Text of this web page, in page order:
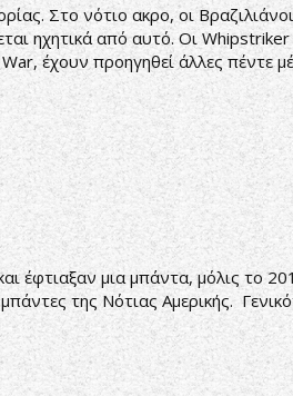
Στο νότιο ακρο, οι
ηχητικά από αυτό. Οι
έχουν προηγηθεί άλλες πέντε
έφτιαξαν μια μπάντα, μόλις το
της Νότιας Αμερικής.